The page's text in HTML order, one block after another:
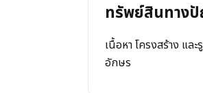
ทรัพย์สินทาง
เนื้อหา โครงสร้าง แล
อักษร